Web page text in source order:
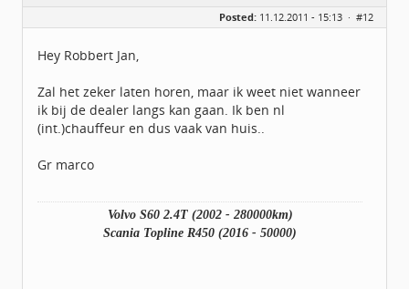
Leeftijd:
38
Berichten:
720
Posted: 11.12.2011 - 15:13 · #12
Hey Robbert Jan,
Zal het zeker laten horen, maar ik weet niet wanneer
ik bij de dealer langs kan gaan. Ik ben nl
(int.)chauffeur en dus vaak van huis..
Gr marco
Volvo S60 2.4T (2002 - 280000km)
Scania Topline R450 (2016 - 50000)